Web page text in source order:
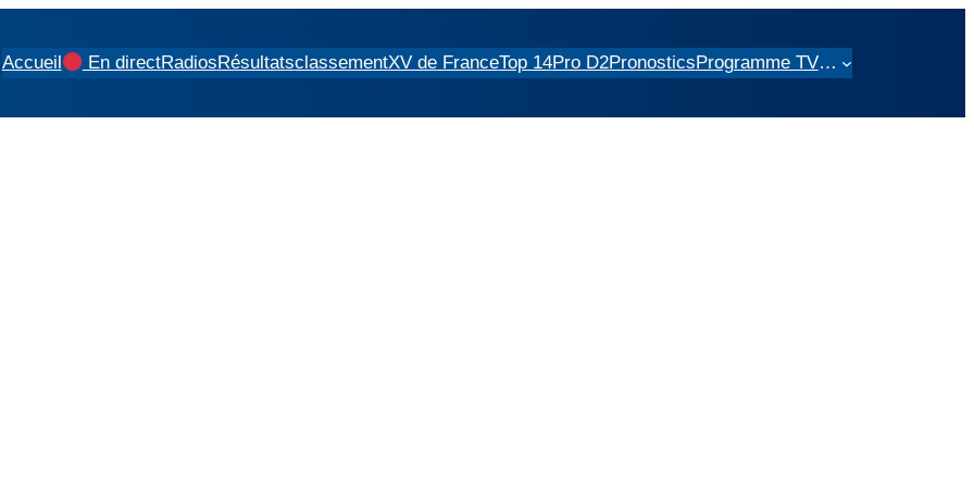
Accueil En directRadiosRésultatsclassementXV de FranceTop 14Pro D2PronosticsProgramme TV…